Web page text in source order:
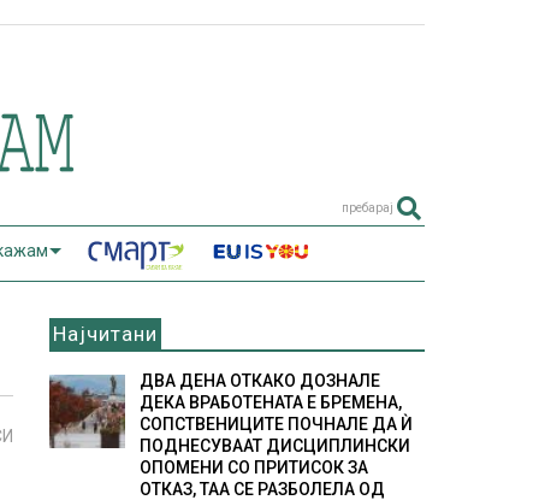
пребарај
Најчитани
ДВА ДЕНА ОТКАКО ДОЗНАЛЕ
ДЕКА ВРАБОТЕНАТА Е БРЕМЕНА,
СОПСТВЕНИЦИТЕ ПОЧНАЛЕ ДА Ѝ
ПОДНЕСУВААТ ДИСЦИПЛИНСКИ
ОПОМЕНИ СО ПРИТИСОК ЗА
ОТКАЗ, ТАА СЕ РАЗБОЛЕЛА ОД